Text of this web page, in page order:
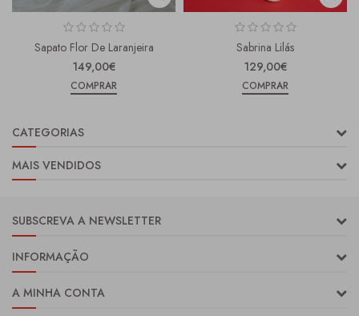
Sapato Flor De Laranjeira
149,00€
COMPRAR
Sabrina Lilás
129,00€
COMPRAR
CATEGORIAS
MAIS VENDIDOS
SUBSCREVA A NEWSLETTER
INFORMAÇÃO
A MINHA CONTA